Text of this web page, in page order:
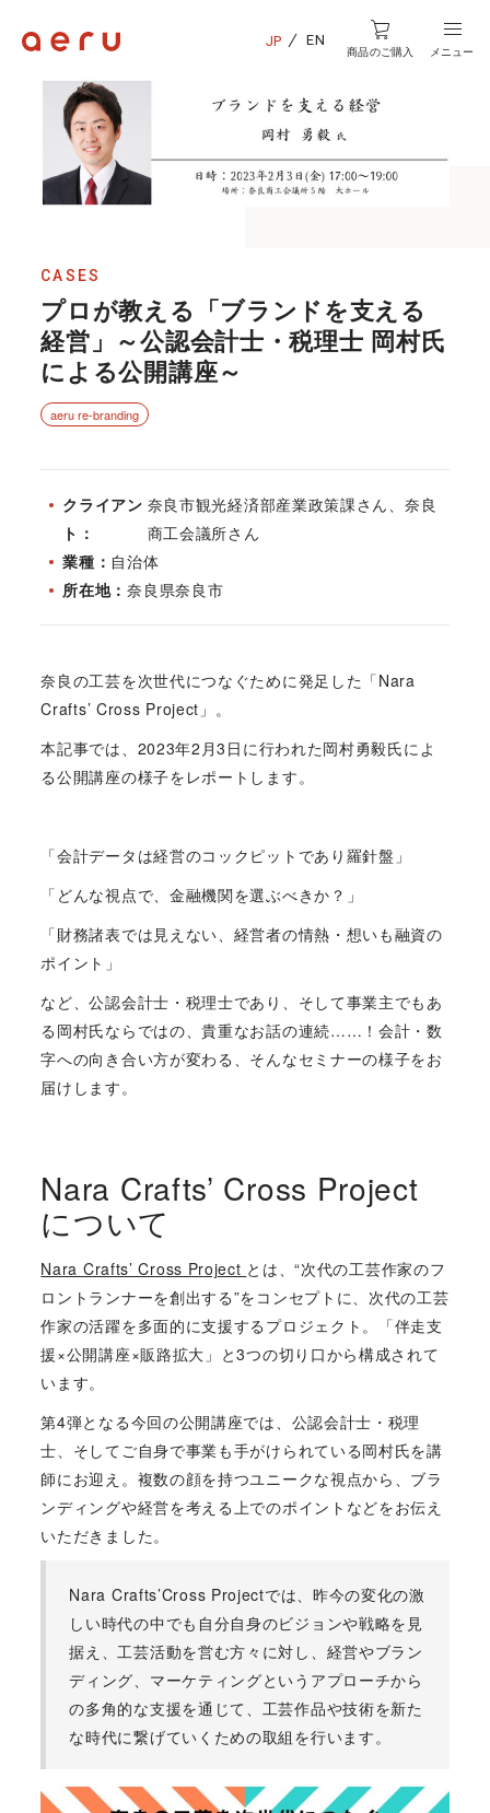
JP EN
商品のご購入 メニュー
CASES
プロが教える「ブランドを支える
経営」～公認会計士・税理士 岡村氏
による公開講座～
aeru re-branding
クライアン
ト
奈良市観光経済部産業政策課さん、奈良
商工会議所さん
業種
自治体
所在地
奈良県奈良市
奈良の工芸を次世代につなぐために発足した「Nara
Crafts’ Cross Project」。
本記事では、2023年2月3日に行われた岡村勇毅氏によ
る公開講座の様子をレポートします。
「会計データは経営のコックピットであり羅針盤」
「どんな視点で、金融機関を選ぶべきか？」
「財務諸表では見えない、経営者の情熱・想いも融資の
ポイント」
など、公認会計士・税理士であり、そして事業主でもあ
る岡村氏ならではの、貴重なお話の連続……！会計・数
字への向き合い方が変わる、そんなセミナーの様子をお
届けします。
Nara Crafts’ Cross Project
について
Nara Crafts’ Cross Project とは、“次代の工芸作家のフ
ロントランナーを創出する”をコンセプトに、次代の工芸
作家の活躍を多面的に支援するプロジェクト。「伴走支
援×公開講座×販路拡大」と3つの切り口から構成されて
います。
第4弾となる今回の公開講座では、公認会計士・税理
士、そしてご自身で事業も手がけられている岡村氏を講
師にお迎え。複数の顔を持つユニークな視点から、ブラ
ンディングや経営を考える上でのポイントなどをお伝え
いただきました。
Nara Crafts’Cross Projectでは、昨今の変化の激
しい時代の中でも自分自身のビジョンや戦略を見
据え、工芸活動を営む方々に対し、経営やブラン
ディング、マーケティングというアプローチから
の多角的な支援を通じて、工芸作品や技術を新た
な時代に繋げていくための取組を行います。